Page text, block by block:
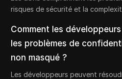
risques de sécurité et la
Comment les
les problèmes de
non masqué ?
Les développeurs peuvent